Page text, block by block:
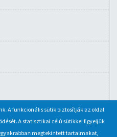
A funkcionális sütik biztosítják az oldal
A statisztikai célú sütikkel figyeljük
megtekintett tartalmakat,